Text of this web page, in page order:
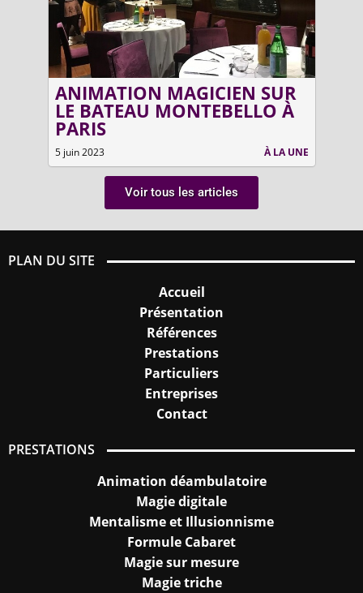
ANIMATION MAGICIEN SUR
LE BATEAU MONTEBELLO À
PARIS
5 juin 2023 À LA UNE
Voir tous les articles
PLAN DU SITE
Accueil
Présentation
Références
Prestations
Particuliers
Entreprises
Contact
PRESTATIONS
Animation déambulatoire
Magie digitale
Mentalisme et Illusionnisme
Formule Cabaret
Magie sur mesure
Magie triche